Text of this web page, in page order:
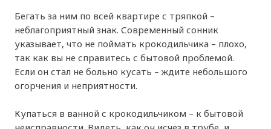
Бегать за ним по всей квартире с тряпкой –
неблагоприятный знак. Современный сонник
указывает, что не поймать крокодильчика – плохо,
так как вы не справитесь с бытовой проблемой.
Если он стал не больно кусать – ждите небольшого
огорчения и неприятности.
Купаться в ванной с крокодильчиком – к бытовой